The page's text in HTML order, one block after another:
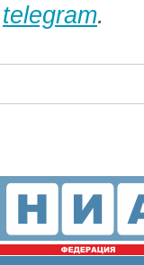
telegram.